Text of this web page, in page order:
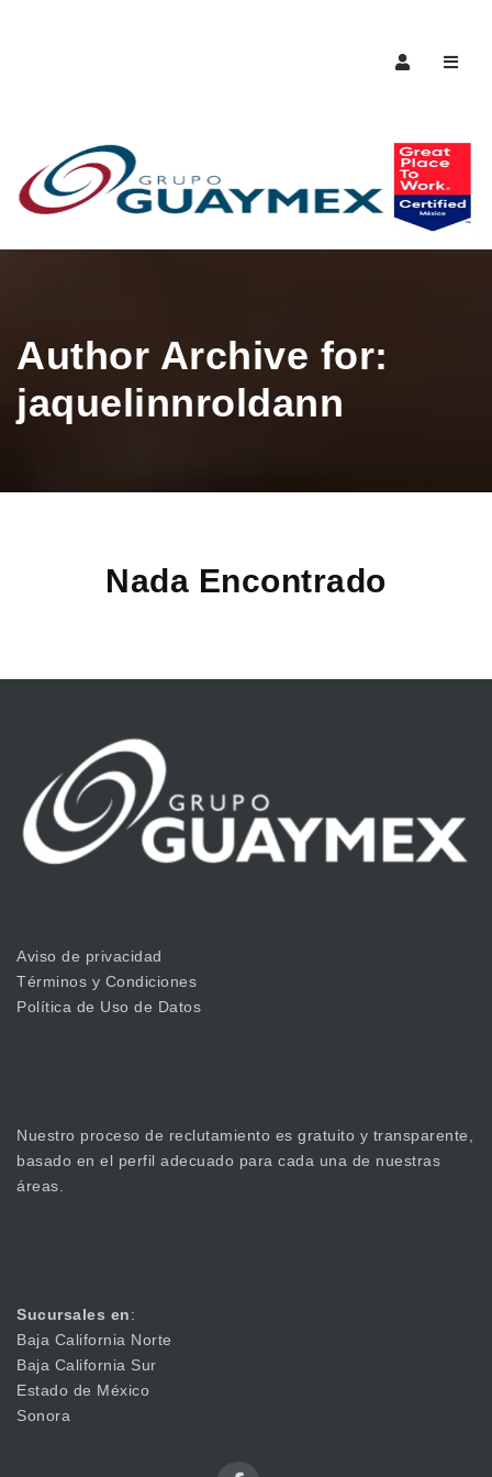
Author Archive for:
jaquelinnroldann
Nada Encontrado
Aviso de privacidad
Términos y Condiciones
Política de Uso de Datos
Nuestro proceso de reclutamiento es gratuito y transparente,
basado en el perfil adecuado para cada una de nuestras
áreas.
Sucursales en:
Baja California Norte
Baja California Sur
Estado de México
Sonora